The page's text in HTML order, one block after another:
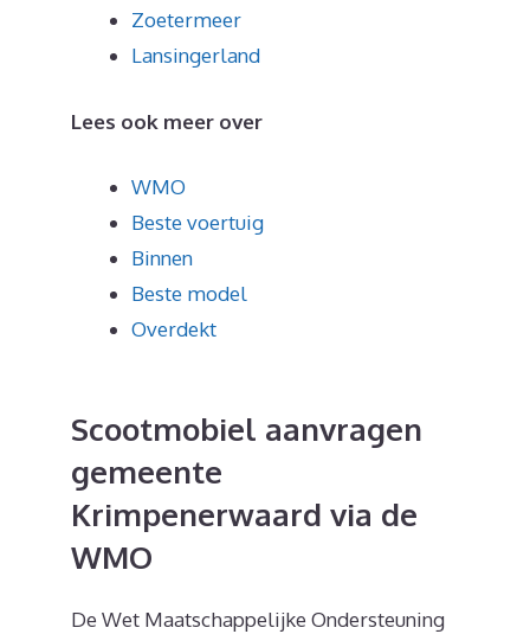
Zoetermeer
Lansingerland
Lees ook meer over
WMO
Beste voertuig
Binnen
Beste model
Overdekt
Scootmobiel aanvragen
gemeente
Krimpenerwaard via de
WMO
De Wet Maatschappelijke Ondersteuning